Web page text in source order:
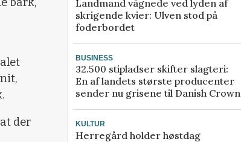
der
Landmand vågnede ved lyden af
skrigende kvier: Ulven stod på
foderbordet
BUSINESS
32.500 stipladser skifter slagteri:
En af landets største producenter
sender nu grisene til Danish Crown
KULTUR
Herregård holder høstdag